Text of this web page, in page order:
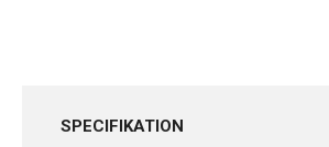
SPECIFIKATION